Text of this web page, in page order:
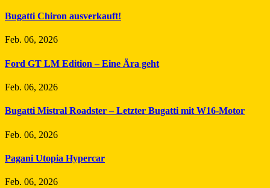
Bugatti Chiron ausverkauft!
Feb. 06, 2026
Ford GT LM Edition – Eine Ära geht
Feb. 06, 2026
Bugatti Mistral Roadster – Letzter Bugatti mit W16-Motor
Feb. 06, 2026
Pagani Utopia Hypercar
Feb. 06, 2026